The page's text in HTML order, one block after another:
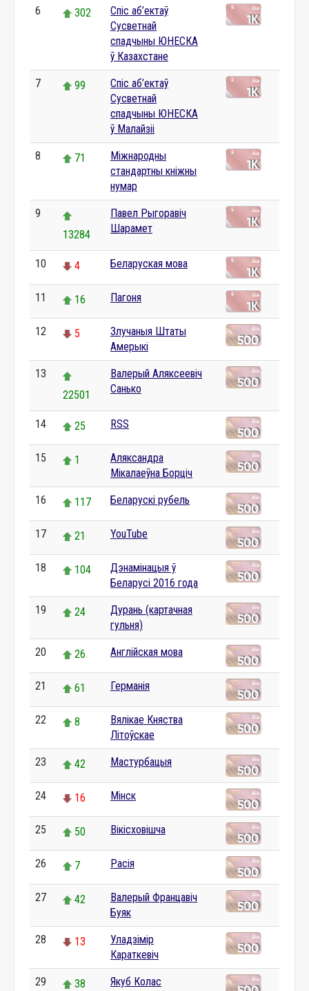
6 302
Спіс аб’ектаў
Сусветнай
спадчыны ЮНЕСКА
ў Казахстане
7 99
Спіс аб’ектаў
Сусветнай
спадчыны ЮНЕСКА
ў Малайзіі
8 71
Міжнародны
стандартны кніжны
нумар
9
13284
Павел Рыгоравіч
Шарамет
10 4 Беларуская мова
11 16 Пагоня
12 5
Злучаныя Штаты
Амерыкі
13
22501
Валерый Аляксеевіч
Санько
14 25 RSS
15 1
Аляксандра
Мікалаеўна Борціч
16 117 Беларускі рубель
17 21 YouTube
18 104
Дэнамінацыя ў
Беларусі 2016 года
19 24
Дурань (картачная
гульня)
20 26 Англійская мова
21 61 Германія
22 8
Вялікае Княства
Літоўскае
23 42 Мастурбацыя
24 16 Мінск
25 50 Вікісховішча
26 7 Расія
27 42
Валерый Францавіч
Буяк
28 13
Уладзімір
Караткевіч
29 38 Якуб Колас